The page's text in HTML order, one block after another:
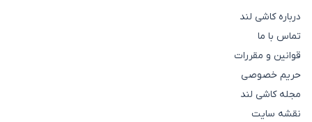
درباره کاشی لند
تماس با ما
قوانین و مقررات
حریم خصوصی
مجله کاشی لند
نقشه سایت